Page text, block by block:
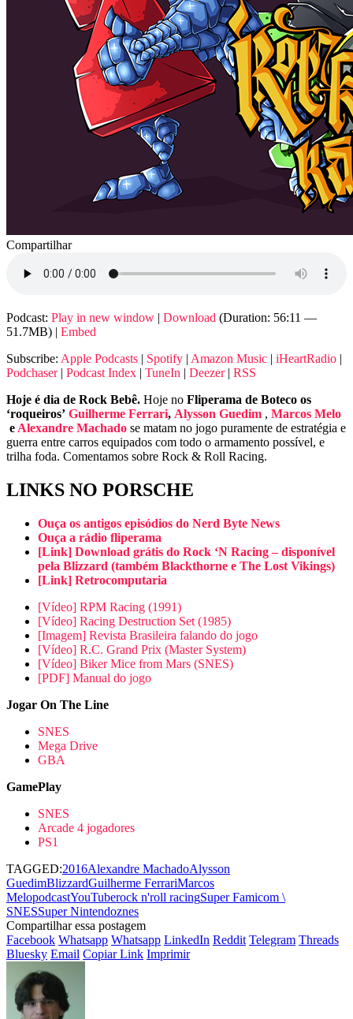
Compartilhar
Podcast: Play in new window | Download (Duration: 56:11 —
51.7MB) | Embed
Subscribe: Apple Podcasts | Spotify | Amazon Music | iHeartRadio |
Podchaser| Podcast Index | TuneIn | Deezer| RSS
Hoje é dia de Rock Bebê. Hoje no Fliperama de Boteco os
‘roqueiros’ Guilherme Ferrari, Alysson Guedim , Marcos Melo
e Alexandre Machado se matam no jogo puramente de estratégia e
guerra entre carros equipados com todo o armamento possível, e
trilha foda. Comentamos sobre Rock & Roll Racing.
LINKS NO PORSCHE
Ouça os antigos episódios do Nerd Byte News
Ouça a rádio fliperama
[Link] Download grátis do Rock ‘N Racing – disponível
pela Blizzard (também Blackthorne e The Lost Vikings)
[Link] Retrocomputaria
[Vídeo] RPM Racing (1991)
[Vídeo] Racing Destruction Set (1985)
[Imagem] Revista Brasileira falando do jogo
[Vídeo] R.C. Grand Prix (Master System)
[Vídeo] Biker Mice from Mars (SNES)
[PDF] Manual do jogo
Jogar On The Line
SNES
Mega Drive
GBA
GamePlay
SNES
Arcade 4 jogadores
PS1
TAGGED:2016Alexandre MachadoAlysson
GuedimBlizzardGuilherme FerrariMarcos
MelopodcastYouTuberock n'roll racingSuper Famicom \
SNESSuper Nintendoznes
Compartilhar essa postagem
Facebook Whatsapp Whatsapp LinkedIn Reddit Telegram Threads
Bluesky Email Copiar Link Imprimir